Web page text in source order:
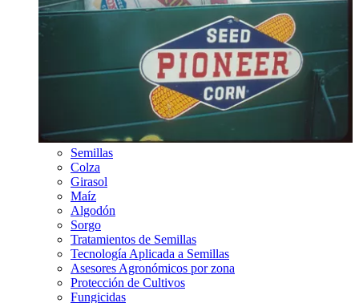
Semillas
Colza
Girasol
Maíz
Algodón
Sorgo
Tratamientos de Semillas
Tecnología Aplicada a Semillas
Asesores Agronómicos por zona
Protección de Cultivos
Fungicidas